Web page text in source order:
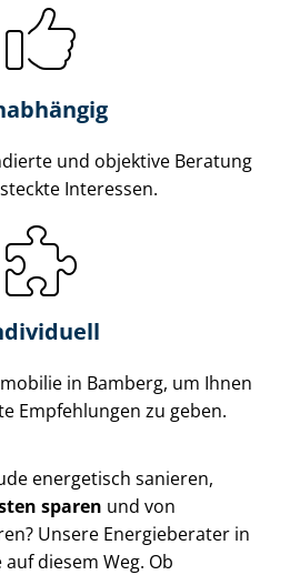
und objektive Beratung
Interessen.
in Bamberg, um Ihnen
Empfehlungen zu geben.
energetisch sanieren,
sparen und von
Unsere Energieberater in
diesem Weg. Ob